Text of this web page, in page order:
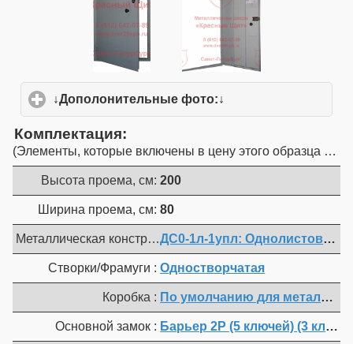
↓Дополонительные фото:↓
Комплектация
Элементы, которые включены в цену этого образца
Высота проема, см:200
Ширина проема, см:80
Металлическая конструкция :ДС0-1л-1упл: Однолистовая
Створки/Фрамуги :Одностворчатая
Коробка : По умолчанию для металл.
Основной замок : Барьер 2Р (5